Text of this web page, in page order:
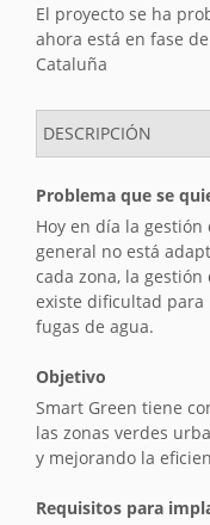
El proyecto se ha
ahora está en fase
Cataluña
DESCRIPCIÓN
Problema que se
Hoy en día la
general no está
cada zona, la
existe dificultad para
fugas de agua.
Objetivo
Smart Green tiene
las zonas verdes
y mejorando la
Requisitos para